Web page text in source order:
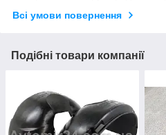
Всі умови повернення
Подібні товари компанії